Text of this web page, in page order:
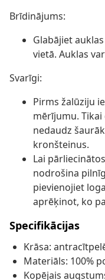
Brīdinājums:
Glabājiet
vietā. Auklas
Svarīgi:
Pirms žalūziju
mērījumu.
nedaudz
kronšteinus.
Lai
nodrošina
pievienojiet
aprēķinot, ko
Specifikācijas
Krāsa:
Materiāls: 100%
Kopējais